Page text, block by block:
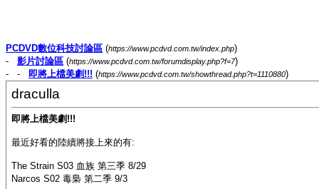
PCDVD數位科技討論區 (https://www.pcdvd.com.tw/index.php)
- 影片討論區 (https://www.pcdvd.com.tw/forumdisplay.php?f=7)
- - 即將上檔美劇!!! (https://www.pcdvd.com.tw/showthread.php?t=1110880)
draculla
即將上檔美劇!!!
最近好看的陸續將接上來的有:
The Strain S03 血族 第三季 8/29
Narcos S02 毒梟 第二季 9/3